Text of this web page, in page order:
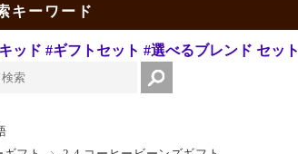
キーワード
ッド #ギフトセット #選べるブレンド セット